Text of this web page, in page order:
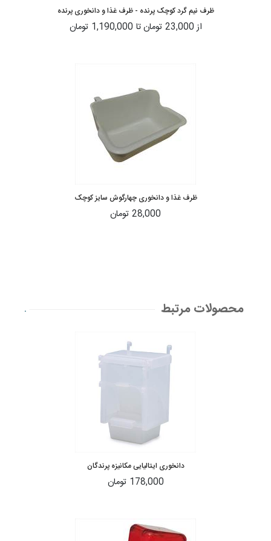
ظرف نیم گرد کوچک پرنده - ظرف غذا و دانخوری پرنده
از23,000 تومان تا
ظرف غذا و دانخوری چهارگوش سایز کوچک
28,000 تومان
محصولات مرتبط .
دانخوری ایتالیایی مکانیزه پرندگان
178,000 تومان